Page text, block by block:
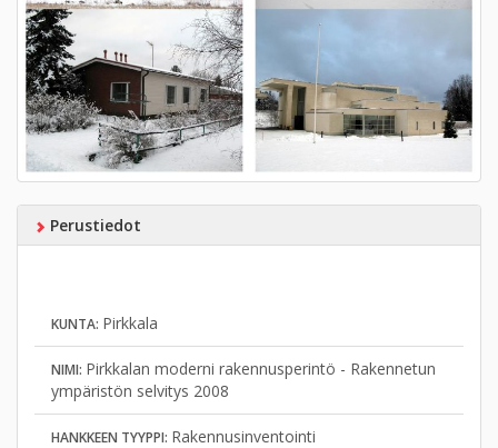
Perustiedot
KUNTA: Pirkkala
NIMI: Pirkkalan moderni rakennusperintö - Rakennetun
ympäristön selvitys 2008
HANKKEEN TYYPPI: Rakennusinventointi